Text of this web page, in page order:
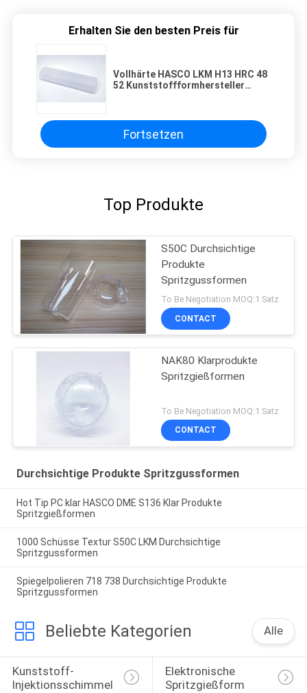
Erhalten Sie den besten Preis für
Vollhärte HASCO LKM H13 HRC 48
52 Kunststoffformhersteller
Fortsetzen
Top Produkte
S50C Durchsichtige
Produkte
Spritzgussformen
To Be Negotiation MOQ:1 Satz
CONTACT
NAK80 Klarprodukte
Spritzgießformen
To Be Negotiation MOQ:1 Satz
CONTACT
Durchsichtige Produkte Spritzgussformen
Hot Tip PC klar HASCO DME S136 Klar Produkte
Spritzgießformen
1000 Schüsse Textur S50C LKM Durchsichtige
Spritzgussformen
Spiegelpolieren 718 738 Durchsichtige Produkte
Spritzgussformen
Beliebte Kategorien Alle
Kunststoff-
Injektionsschimmel
Elektronische
Spritzgießform